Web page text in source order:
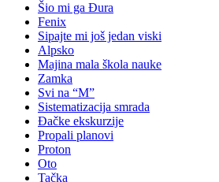
Šio mi ga Đura
Fenix
Sipajte mi još jedan viski
Alpsko
Majina mala škola nauke
Zamka
Svi na “M”
Sistematizacija smrada
Đačke ekskurzije
Propali planovi
Proton
Oto
Tačka